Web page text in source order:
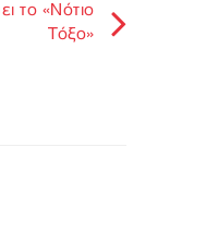
το «Νότιο
Τόξο»